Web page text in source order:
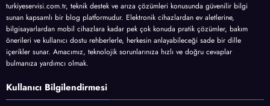
turkiyeservisi.com.tr, teknik destek ve arıza çözümleri konusunda güvenilir bilgi
sunan kapsamlı bir blog platformudur. Elektronik cihazlardan ev aletlerine,
bilgisayarlardan mobil cihazlara kadar pek çok konuda pratik çözümler, bakım
önerileri ve kullanıcı dostu rehberlerle, herkesin anlayabileceği sade bir dille
içerikler sunar. Amacımız, teknolojik sorunlarınıza hızlı ve doğru cevaplar
bulmanıza yardımcı olmak.
Kullanıcı Bilgilendirmesi